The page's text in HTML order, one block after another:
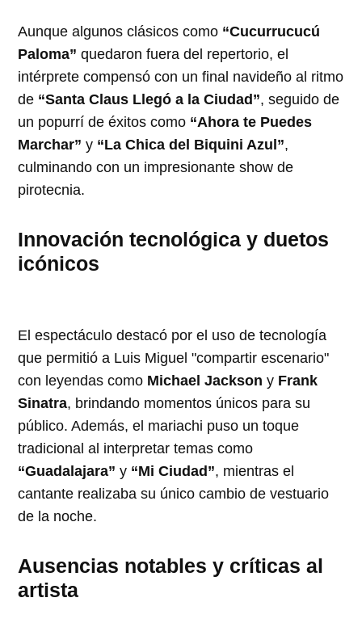
Aunque algunos clásicos como “Cucurrucucú
Paloma” quedaron fuera del repertorio, el
intérprete compensó con un final navideño al ritmo
de “Santa Claus Llegó a la Ciudad”, seguido de
un popurrí de éxitos como “Ahora te Puedes
Marchar” y “La Chica del Biquini Azul”,
culminando con un impresionante show de
pirotecnia.
Innovación tecnológica y duetos
icónicos
El espectáculo destacó por el uso de tecnología
que permitió a Luis Miguel "compartir escenario"
con leyendas como Michael Jackson y Frank
Sinatra, brindando momentos únicos para su
público. Además, el mariachi puso un toque
tradicional al interpretar temas como
“Guadalajara” y “Mi Ciudad”, mientras el
cantante realizaba su único cambio de vestuario
de la noche.
Ausencias notables y críticas al
artista